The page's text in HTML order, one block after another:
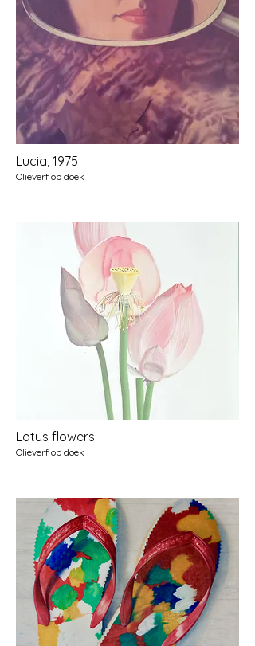
Lucia, 1975
Olieverf op doek
Lotus flowers
Olieverf op doek